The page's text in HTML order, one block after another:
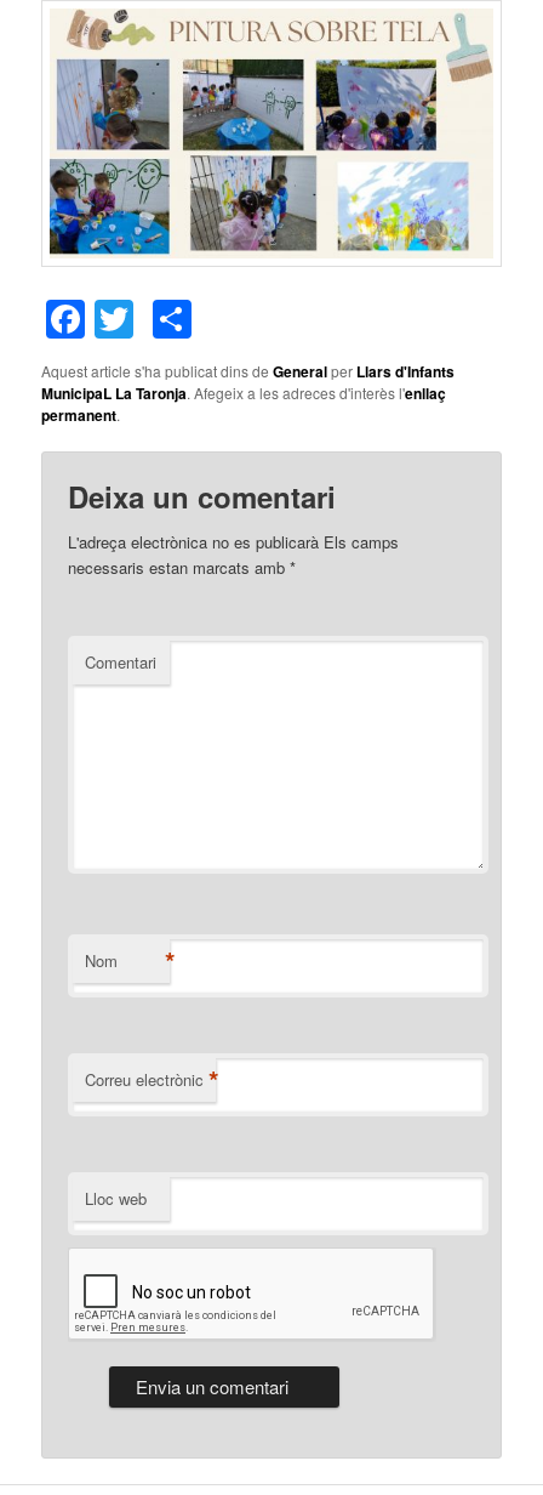
Facebook
Twitter
Aquest article s'ha publicat dins deGeneralper Llars d'Infants
MunicipaL La Taronja. Afegeix a les adreces d'interès l'enllaç
permanent.
Deixa un comentari
L'adreça electrònica no es publicarà Els camps
necessaris estan marcats amb*
Comentari
Nom *
Correu electrònic *
Lloc web